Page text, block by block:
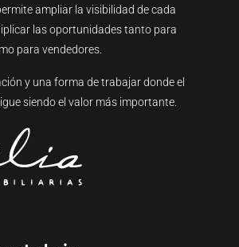
ampliar la visibilidad de cada
las oportunidades tanto para
para vendedores.
y una forma de trabajar donde el
siendo el valor más importante.